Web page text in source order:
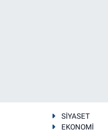
SİYASET
EKONOMİ